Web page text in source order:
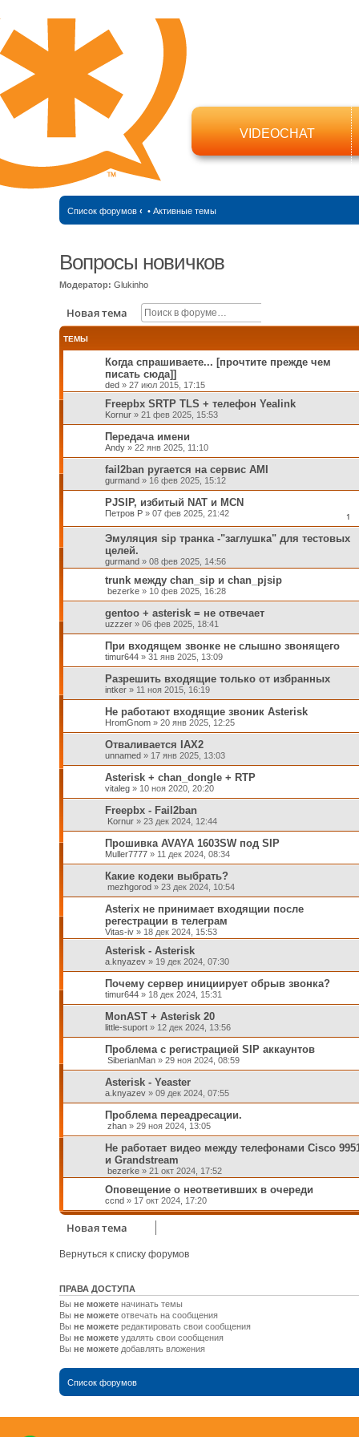
VIDEOCHAT
Список форумов ‹ • Активные темы
Вопросы новичков
Модератор: Glukinho
Новая тема
ТЕМЫ
Когда спрашиваете... [прочтите прежде чем
писать сюда]]
ded » 27 июл 2015, 17:15
Freepbx SRTP TLS + телефон Yealink
Kornur» 21 фев 2025, 15:53
Передача имени
Andy» 22 янв 2025, 11:10
fail2ban ругается на сервис AMI
gurmand » 16 фев 2025, 15:12
PJSIP, избитый NAT и MCN
Петров Р» 07 фев 2025, 21:42 1
Эмуляция sip транка -"заглушка" для тестовых
целей.
gurmand» 08 фев 2025, 14:56
trunk между chan_sip и chan_pjsip
bezerke» 10 фев 2025, 16:28
gentoo + asterisk = не отвечает
uzzzer» 06 фев 2025, 18:41
При входящем звонке не слышно звонящего
timur644» 31 янв 2025, 13:09
Разрешить входящие только от избранных
intker» 11 ноя 2015, 16:19
Не работают входящие звоник Asterisk
HromGnom» 20 янв 2025, 12:25
Отваливается IAX2
unnamed» 17 янв 2025, 13:03
Asterisk + chan_dongle + RTP
vitaleg» 10 ноя 2020, 20:20
Freepbx - Fail2ban
Kornur» 23 дек 2024, 12:44
Прошивка AVAYA 1603SW под SIP
Muller7777» 11 дек 2024, 08:34
Какие кодеки выбрать?
mezhgorod» 23 дек 2024, 10:54
Asterix не принимает входящии после
регестрации в телеграм
Vitas-iv» 18 дек 2024, 15:53
Asterisk - Asterisk
a.knyazev» 19 дек 2024, 07:30
Почему сервер инициирует обрыв звонка?
timur644» 18 дек 2024, 15:31
MonAST + Asterisk 20
little-suport» 12 дек 2024, 13:56
Проблема с регистрацией SIP аккаунтов
SiberianMan» 29 ноя 2024, 08:59
Asterisk - Yeaster
a.knyazev» 09 дек 2024, 07:55
Проблема переадресации.
zhan» 29 ноя 2024, 13:05
Не работает видео между телефонами Cisco
и Grandstream
bezerke» 21 окт 2024, 17:52
Оповещение о неответивших в очереди
ccnd» 17 окт 2024, 17:20
Новая тема
Вернуться к списку форумов
ПРАВА ДОСТУПА
Вы не можетеначинать темы
Вы не можетеотвечать на сообщения
Вы не можетередактировать свои сообщения
Вы не можетеудалять свои сообщения
Вы не можетедобавлять вложения
Список форумов